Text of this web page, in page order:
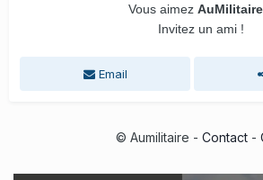
Vous aimez AuMilitaire
Invitez un ami !
Email
© Aumilitaire - Contact-